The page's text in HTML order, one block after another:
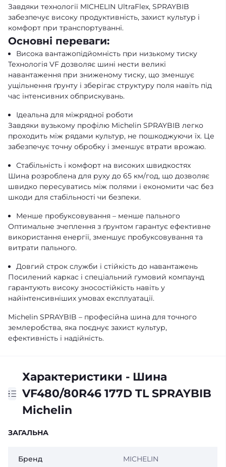
Завдяки технології MICHELIN UltraFlex, SPRAYBIB
забезпечує високу продуктивність, захист культур і
комфорт при транспортуванні.
Основні переваги:
Висока вантажопідйомність при низькому тиску
Технологія VF дозволяє шині нести великі
навантаження при зниженому тиску, що зменшує
ущільнення ґрунту і зберігає структуру поля навіть під
час інтенсивних обприскувань.
Ідеальна для міжрядної роботи
Завдяки вузькому профілю Michelin SPRAYBIB легко
проходить між рядами культур, не пошкоджуючи їх. Це
забезпечує точну обробку і зменшує втрати врожаю.
Стабільність і комфорт на високих швидкостях
Шина розроблена для руху до 65 км/год, що дозволяє
швидко пересуватись між полями і економити час без
шкоди для стабільності чи безпеки.
Менше пробуксовування – менше пального
Оптимальне зчеплення з ґрунтом гарантує ефективне
використання енергії, зменшує пробуксовування та
витрати пального.
Довгий строк служби і стійкість до навантажень
Посилений каркас і спеціальний гумовий компаунд
гарантують високу зносостійкість навіть у
найінтенсивніших умовах експлуатації.
Michelin SPRAYBIB – професійна шина для точного
землеробства, яка поєднує захист культур,
ефективність і надійність.
Характеристики - Шина
VF480/80R46 177D TL SPRAYBIB
Michelin
ЗАГАЛЬНА
Бренд MICHELIN